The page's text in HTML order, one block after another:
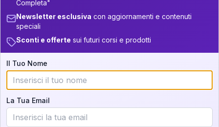
17.5-18.5 +4 15
Interpretazione
l'interpretazione!
Zona del Ritratto
Importanza:
Completa"
Newsletter esclusiva con aggiornamenti e contenuti
speciali
Sconti e offerte sui futuri corsi e prodotti
Il Tuo Nome
La Tua Email